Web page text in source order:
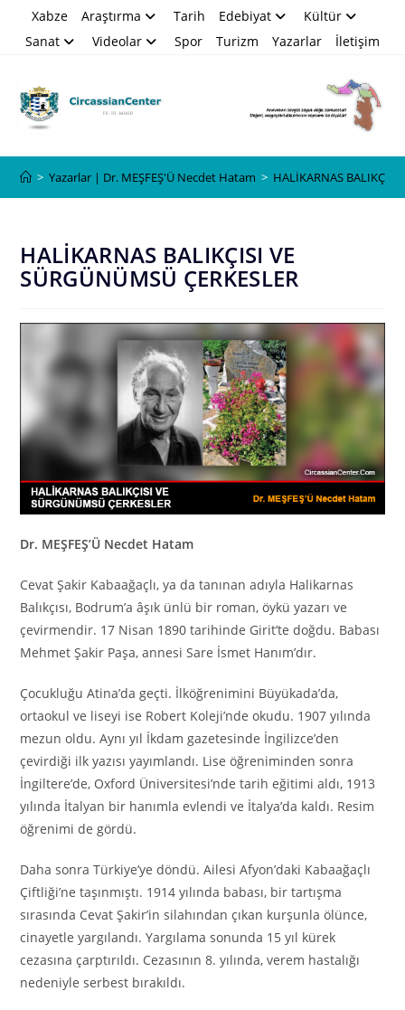
Xabze Araştırma Tarih Edebiyat
Kültür
Sanat
Videolar Spor Turizm Yazarlar İletişim
> Yazarlar | Dr. MEŞFEŞ'Ü Necdet Hatam > HALİKARNAS BALIKÇISI
HALİKARNAS BALIKÇISI VE
SÜRGÜNÜMSÜ ÇERKESLER
Dr. MEŞFEŞ’Ü Necdet Hatam
Cevat Şakir Kabaağaçlı, ya da tanınan adıyla Halikarnas
Balıkçısı, Bodrum’a âşık ünlü bir roman, öykü yazarı ve
çevirmendir. 17 Nisan 1890 tarihinde Girit’te doğdu. Babası
Mehmet Şakir Paşa, annesi Sare İsmet Hanım’dır.
Çocukluğu Atina’da geçti. İlköğrenimini Büyükada’da,
ortaokul ve liseyi ise Robert Koleji’nde okudu. 1907 yılında
mezun oldu. Aynı yıl İkdam gazetesinde İngilizce’den
çevirdiği ilk yazısı yayımlandı. Lise öğreniminden sonra
İngiltere’de, Oxford Üniversitesi’nde tarih eğitimi aldı, 1913
yılında İtalyan bir hanımla evlendi ve İtalya’da kaldı. Resim
öğrenimi de gördü.
Daha sonra Türkiye’ye döndü. Ailesi Afyon’daki Kabaağaçlı
Çiftliği’ne taşınmıştı. 1914 yılında babası, bir tartışma
sırasında Cevat Şakir’in silahından çıkan kurşunla ölünce,
cinayetle yargılandı. Yargılama sonunda 15 yıl kürek
cezasına çarptırıldı. Cezasının 8. yılında, verem hastalığı
nedeniyle serbest bırakıldı.